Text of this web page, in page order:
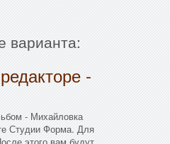
варианта:
-
- Михайловка
Студии Форма. Для
этого вам будут